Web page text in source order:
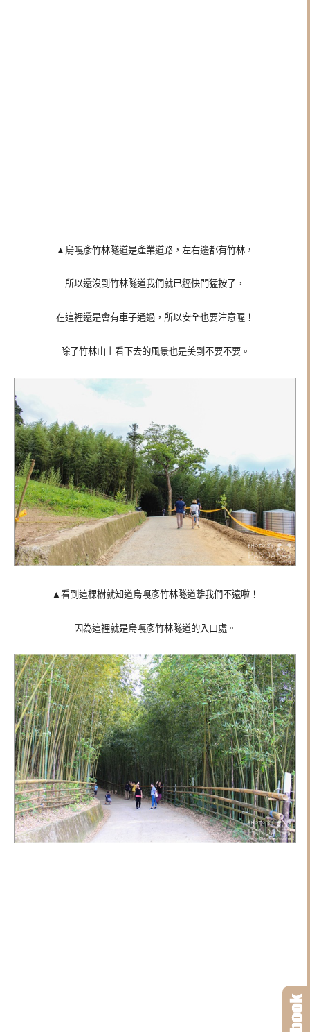
▲烏嘎彥竹林隧道是產業道路，左右邊都有竹林，
所以還沒到竹林隧道我們就已經快門猛按了，
在這裡還是會有車子通過，所以安全也要注意喔！
除了竹林山上看下去的風景也是美到不要不要。
▲看到這棵樹就知道烏嘎彥竹林隧道離我們不遠啦！
因為這裡就是烏嘎彥竹林隧道的入口處。